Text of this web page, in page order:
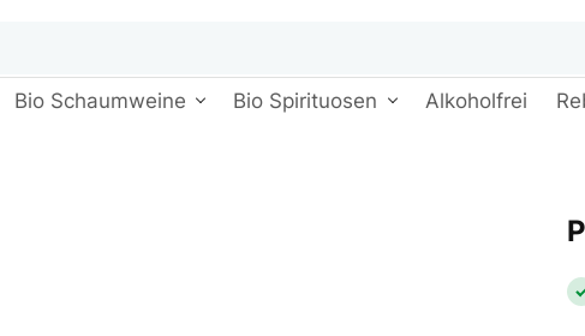
Bio Schaumweine Bio Spirituosen Alkoholfrei